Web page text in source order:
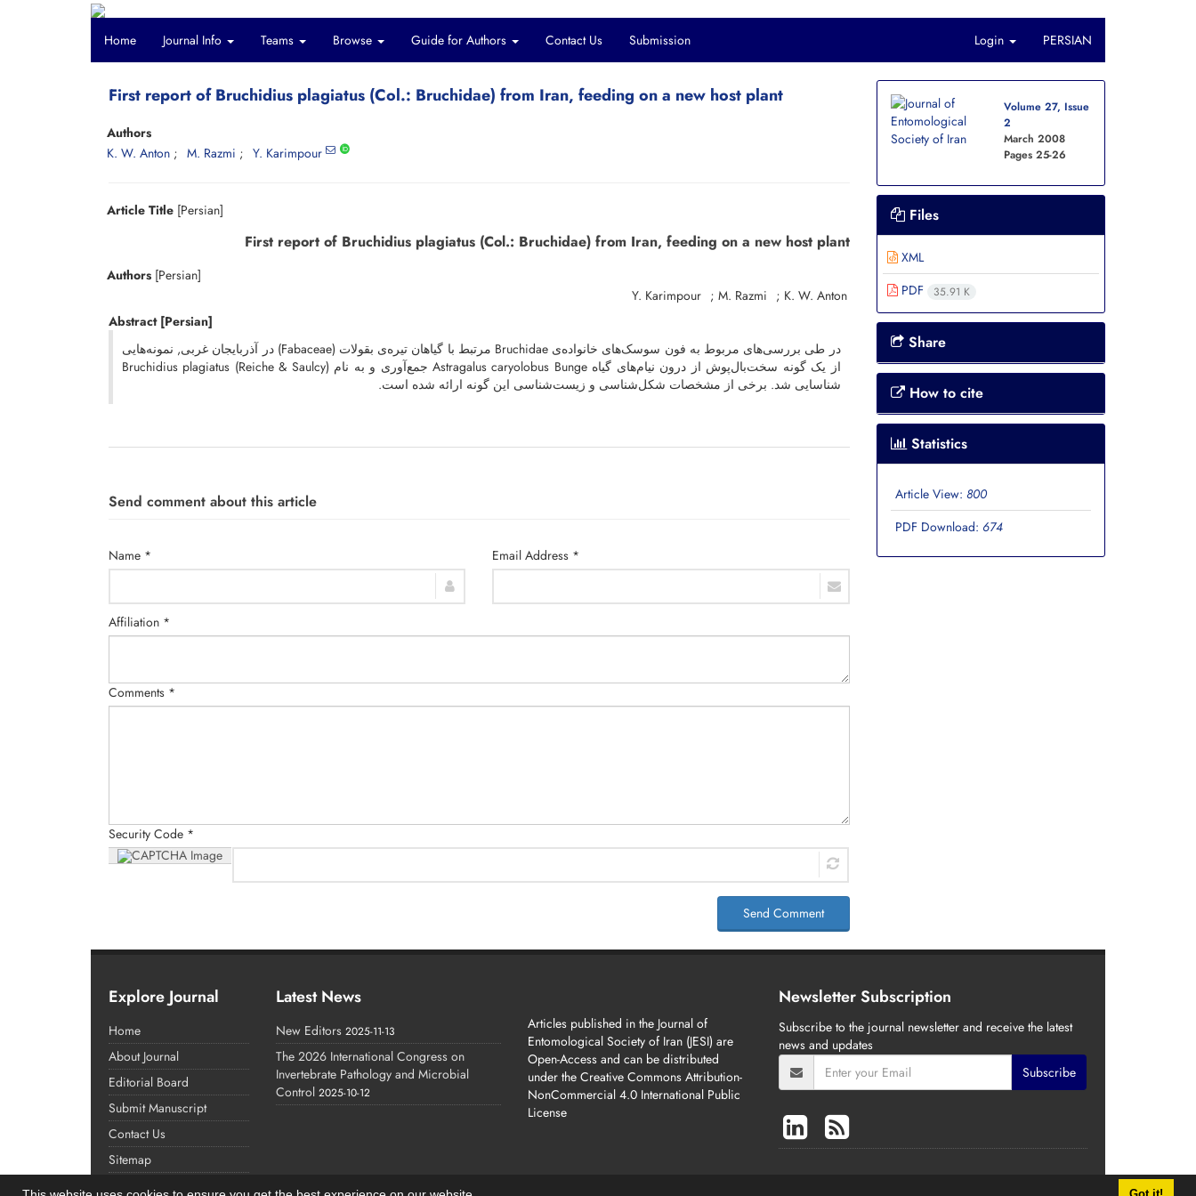
Home Journal Info Teams Browse Guide for Authors Contact Us Submission Login PERSIAN
First report of Bruchidius plagiatus (Col.: Bruchidae) from Iran, feeding on a new host plant
Authors
K. W. Anton
M. Razmi Y. Karimpour
Article Title [Persian]
First report of Bruchidius plagiatus (Col.: Bruchidae) from Iran, feeding on a new host plant
Authors [Persian]
K. W. Anton
M. Razmi
Y. Karimpour
Abstract[Persian]
در طی بررسی‌های مربوط به فون سوسک‌های خانواده‌ی Bruchidae مرتبط با گیاهان تیره‌ی بقولات (Fabaceae) در آذربایجان‌ غربی, نمونه‌هایی
از یک گونه سخت‌بال‌پوش از درون نیام‌های گیاه Astragalus caryolobus Bunge جمع‌آوری و به نام Bruchidius plagiatus (Reiche & Saulcy)
شناسایی شد. برخی از مشخصات شکل‌شناسی و زیست‌شناسی این گونه ارائه شده است.
Send comment about this article
Name * Email Address *
Affiliation *
Comments *
Security Code *
Send Comment
Volume 27, Issue
2
March 2008
Pages25-26
Files
XML
PDF
35.91 K
Share
How to cite
Statistics
Article View: 800
PDF Download: 674
Explore Journal
Home
About Journal
Editorial Board
Submit Manuscript
Contact Us
Sitemap
Latest News
New Editors 2025-11-13
The 2026 International Congress on
Invertebrate Pathology and Microbial
Control 2025-10-12
Articles published in the Journal of
Entomological Society of Iran (JESI) are
Open-Access and can be distributed
under the Creative Commons Attribution-
NonCommercial 4.0 International Public
License
Newsletter Subscription
Subscribe to the journal newsletter and receive the latest
news and updates
Subscribe